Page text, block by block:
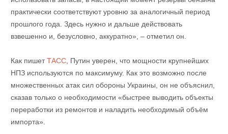
практически соответствуют уровню за аналогичный период
прошлого года. Здесь нужно и дальше действовать
взвешенно и, безусловно, аккуратно», – отметил он.
Как пишетТАСС, Путин уверен, что мощности крупнейших
НПЗ используются по максимуму. Как это возможно после
множественных атак сил обороны Украины, он не объяснил,
сказав только о необходимости «быстрее выводить объекты
переработки из ремонтов и наладить необходимый объём
импорта».